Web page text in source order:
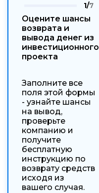
1/7
Оцените шансы
возврата и
вывода денег из
инвестиционного
проекта
Заполните все
поля этой формы
- узнайте шансы
на вывод,
проверьте
компанию и
получите
бесплатную
инструкцию по
возврату средств
исходя из
вашего случая.